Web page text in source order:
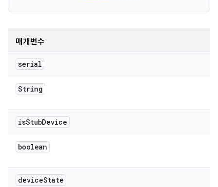
매개변수
serial
String
isStubDevice
boolean
deviceState